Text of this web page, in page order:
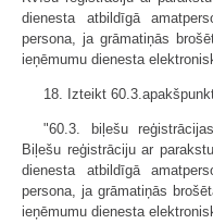
dienesta atbildīgā
persona, ja grāmatiņās
ieņēmumu dienesta
18. Izteikt
"60.3. biļešu
Biļešu reģistrāciju ar
dienesta atbildīgā
persona, ja grāmatiņās
ieņēmumu dienesta